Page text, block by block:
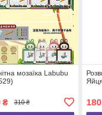
мозаїка Labubu
₴ 310 ₴ 180